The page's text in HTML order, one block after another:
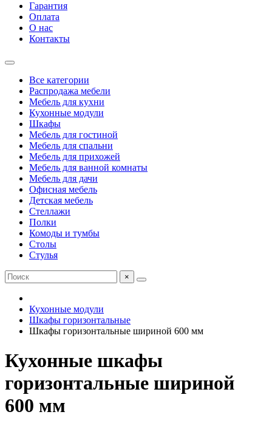
Гарантия
Оплата
О нас
Контакты
Все категории
Распродажа мебели
Мебель для кухни
Кухонные модули
Шкафы
Мебель для гостиной
Мебель для спальни
Мебель для прихожей
Мебель для ванной комнаты
Мебель для дачи
Офисная мебель
Детская мебель
Стеллажи
Полки
Комоды и тумбы
Столы
Стулья
×
Кухонные модули
Шкафы горизонтальные
Шкафы горизонтальные шириной 600 мм
Кухонные шкафы
горизонтальные шириной
600 мм